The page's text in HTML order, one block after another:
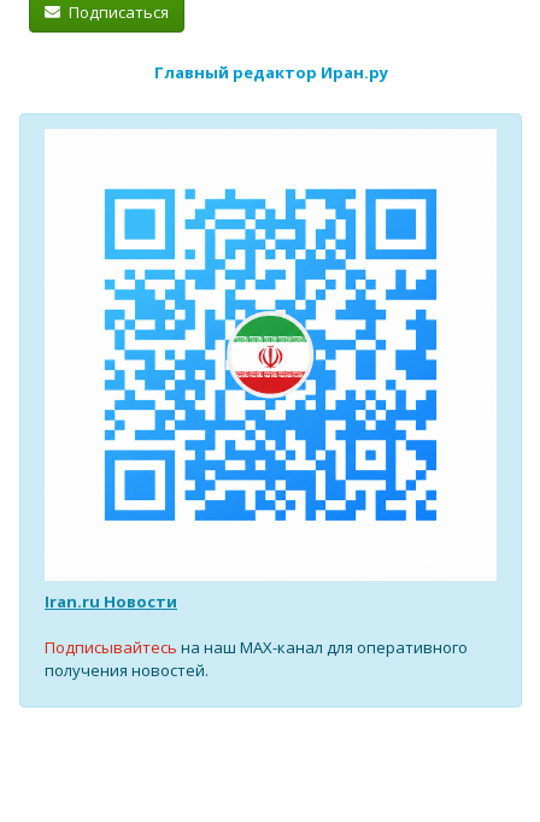
Подписаться
Главный редактор Иран.ру
Iran.ru Новости
Подписывайтесь на наш MAX-канал для оперативного
получения новостей.